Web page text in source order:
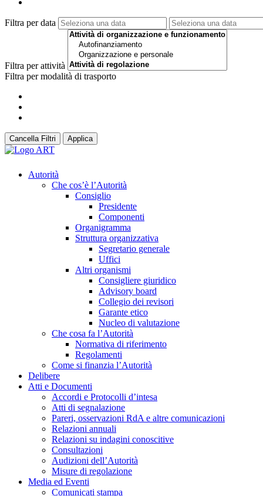
Filtra per data
Filtra per attività
Filtra per modalità di trasporto
Cancella Filtri Applica
Autorità
Che cos’è l’Autorità
Consiglio
Presidente
Componenti
Organigramma
Struttura organizzativa
Segretario generale
Uffici
Altri organismi
Consigliere giuridico
Advisory board
Collegio dei revisori
Garante etico
Nucleo di valutazione
Che cosa fa l’Autorità
Normativa di riferimento
Regolamenti
Come si finanzia l’Autorità
Delibere
Atti e Documenti
Accordi e Protocolli d’intesa
Atti di segnalazione
Pareri, osservazioni RdA e altre comunicazioni
Relazioni annuali
Relazioni su indagini conoscitive
Consultazioni
Audizioni dell’Autorità
Misure di regolazione
Media ed Eventi
Comunicati stampa